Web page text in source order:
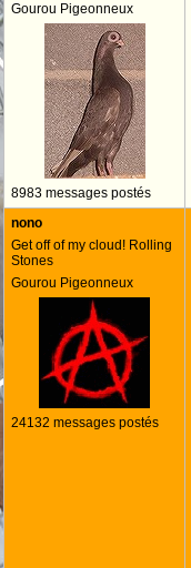
Gourou Pigeonneux
8983 messages postés
nono
Get off of my cloud! Rolling
Stones
Gourou Pigeonneux
24132 messages postés